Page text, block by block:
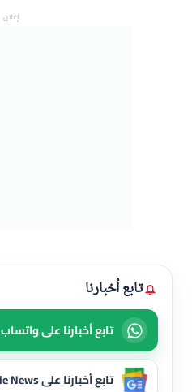
إعلان
تابع أخبارنا
تابع أخبارنا على واتساب
تابع أخبارنا على Google News